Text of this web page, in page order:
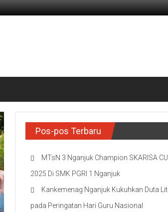
Pos-pos Terbaru
MTsN 3 Nganjuk Champion SKARISA
2025 Di SMK PGRI 1 Nganjuk
Kankemenag Nganjuk Kukuhkan Duta
pada Peringatan Hari Guru Nasional